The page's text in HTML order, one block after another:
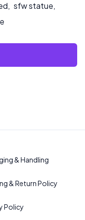
, sfw statue,
& Handling
& Return Policy
Policy